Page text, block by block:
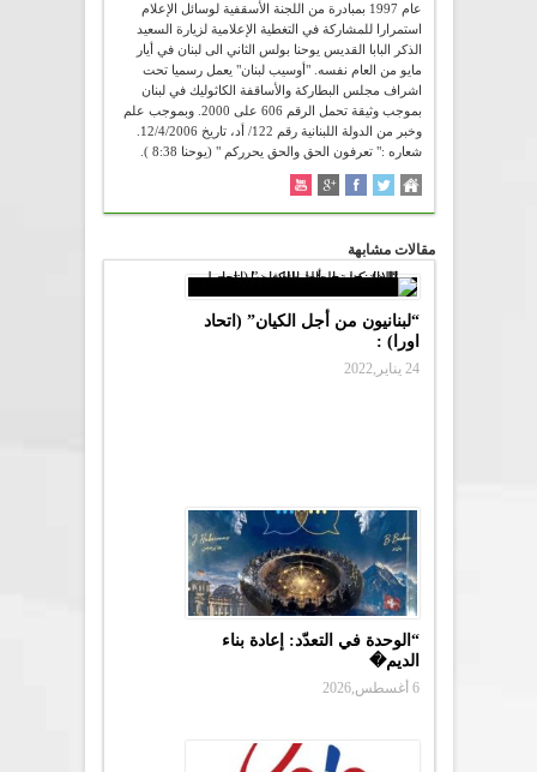
عام 1997 بمبادرة من اللجنة الأسقفية لوسائل الإعلام
استمرارا للمشاركة في التغطية الإعلامية لزيارة السعيد
الذكر البابا القديس يوحنا بولس الثاني الى لبنان في أيار
مايو من العام نفسه. "أوسيب لبنان" يعمل رسميا تحت
اشراف مجلس البطاركة والأساقفة الكاثوليك في لبنان
بموجب وثيقة تحمل الرقم 606 على 2000. وبموجب علم
شعاره :" تعرفون الحق والحق يحرركم " (يوحنا 8:38 ).
مقالات مشابهة
“لبنانيون من أجل الكيان” (اتحاد
اورا) :
24 يناير,2022
“الوحدة في التعدّد: إعادة بناء
الديم�
6 أغسطس,2026